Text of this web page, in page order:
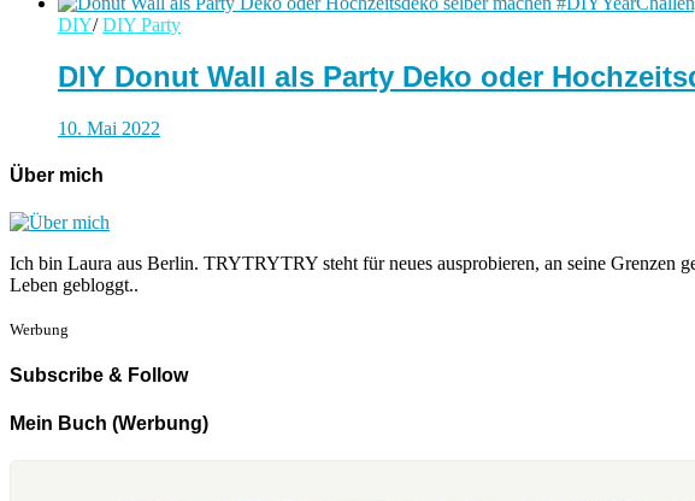
DIY/ DIY Party
DIY Donut Wall als Party Deko oder
10. Mai 2022
Über mich
Ich bin Laura aus Berlin. TRYTRYTRY steht für neues ausprobieren, an seine
Leben gebloggt..
Werbung
Subscribe & Follow
Mein Buch (Werbung)